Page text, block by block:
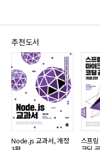
추천도서
Node.js 교과서, 개정
스프